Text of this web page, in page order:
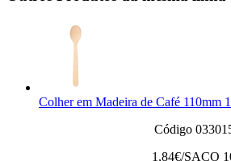
Colher em Madeira de Café 110mm
Código
1,84€/SACO